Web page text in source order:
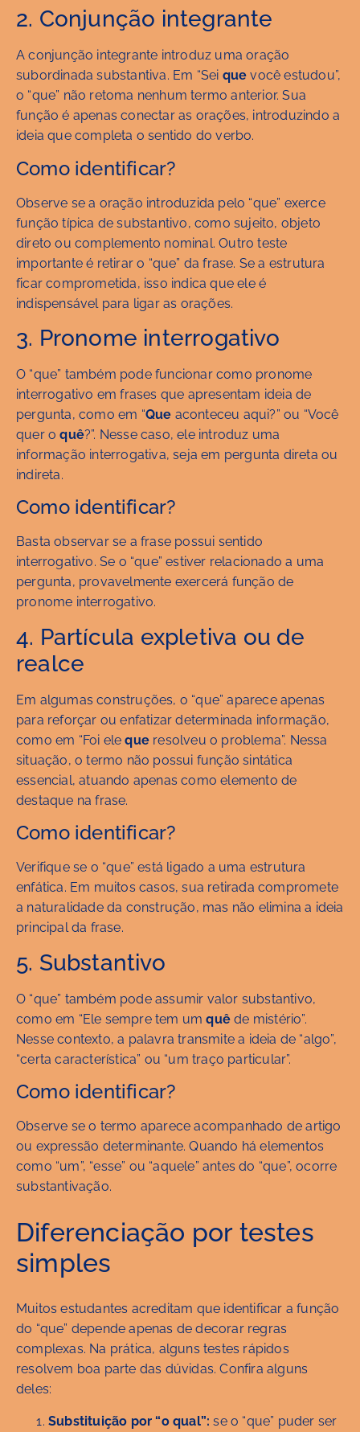
2. Conjunção integrante
A conjunção integrante introduz uma oração
subordinada substantiva. Em “Sei que você estudou”,
o “que” não retoma nenhum termo anterior. Sua
função é apenas conectar as orações, introduzindo a
ideia que completa o sentido do verbo.
Como identificar?
Observe se a oração introduzida pelo “que” exerce
função típica de substantivo, como sujeito, objeto
direto ou complemento nominal. Outro teste
importante é retirar o “que” da frase. Se a estrutura
ficar comprometida, isso indica que ele é
indispensável para ligar as orações.
3. Pronome interrogativo
O “que” também pode funcionar como pronome
interrogativo em frases que apresentam ideia de
pergunta, como em “Que aconteceu aqui?” ou “Você
quer oquê?”. Nesse caso, ele introduz uma
informação interrogativa, seja em pergunta direta ou
indireta.
Como identificar?
Basta observar se a frase possui sentido
interrogativo. Se o “que” estiver relacionado a uma
pergunta, provavelmente exercerá função de
pronome interrogativo.
4. Partícula expletiva ou de
realce
Em algumas construções, o “que” aparece apenas
para reforçar ou enfatizar determinada informação,
como em “Foi eleque resolveu o problema”. Nessa
situação, o termo não possui função sintática
essencial, atuando apenas como elemento de
destaque na frase.
Como identificar?
Verifique se o “que” está ligado a uma estrutura
enfática. Em muitos casos, sua retirada compromete
a naturalidade da construção, mas não elimina a ideia
principal da frase.
5. Substantivo
O “que” também pode assumir valor substantivo,
como em “Ele sempre tem umquê de mistério”.
Nesse contexto, a palavra transmite a ideia de “algo”,
“certa característica” ou “um traço particular”.
Como identificar?
Observe se o termo aparece acompanhado de artigo
ou expressão determinante. Quando há elementos
como “um”, “esse” ou “aquele” antes do “que”, ocorre
substantivação.
Diferenciação por testes
simples
Muitos estudantes acreditam que identificar a função
do “que” depende apenas de decorar regras
complexas. Na prática, alguns testes rápidos
resolvem boa parte das dúvidas. Confira alguns
deles:
Substituição por “o qual”: se o “que” puder ser